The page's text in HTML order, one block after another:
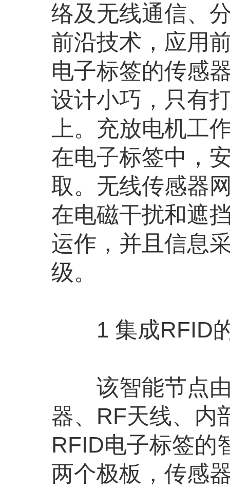
络及无线通信、
前沿技术，应用
电子标签的传感
设计小巧，只有
上。充放电机工
在电子标签中，
取。无线传感器
在电磁干扰和遮
运作，并且信息
级。
1 集成RFID的
该智能节点由
器、RF天线、内
RFID电子标签的
两个极板，传感